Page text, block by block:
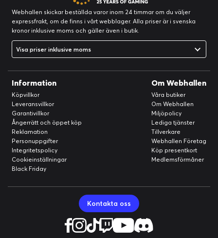
Webhallen skickar beställda varor inom 24 timmar om du väljer
expressfrakt, om de finns i vårt webblager. Alla priser är i svenska
kronor inklusive moms och gäller även i butik.
Visa priser inklusive moms
Information
Köpvillkor
Leveransvillkor
Garantivillkor
Ångerrätt och öppet köp
Reklamation
Personuppgifter
Integritetspolicy
Cookieinställningar
Black Friday
Om Webhallen
Våra butiker
Om Webhallen
Miljöpolicy
Lediga tjänster
Tillverkare
Webhallen Företag
Köp presentkort
Medlemsförmåner
Kontakta oss